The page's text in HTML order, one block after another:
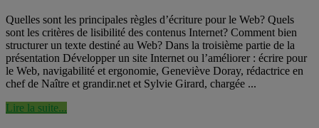
Quelles sont les principales règles d’écriture pour le Web? Quels
sont les critères de lisibilité des contenus Internet? Comment bien
structurer un texte destiné au Web? Dans la troisième partie de la
présentation Développer un site Internet ou l’améliorer : écrire pour
le Web, navigabilité et ergonomie, Geneviève Doray, rédactrice en
chef de Naître et grandir.net et Sylvie Girard, chargée ...
Lire la suite...